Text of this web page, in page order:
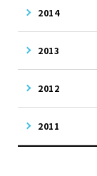
2014
2013
2012
2011